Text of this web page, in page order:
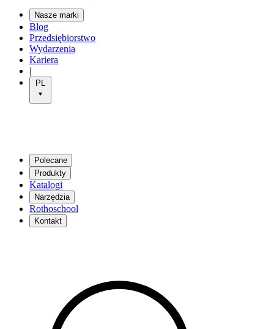
Nasze marki
Blog
Przedsiębiorstwo
Wydarzenia
Kariera
|
PL
Polecane
Produkty
Katalogi
Narzędzia
Rothoschool
Kontakt